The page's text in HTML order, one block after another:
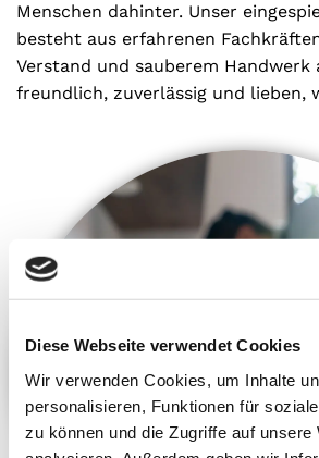
Diese Webseite verwendet Cookies
Wir verwenden Cookies, um Inhalte
personalisieren, Funktionen für
zu können und die Zugriffe auf unsere
Menschen dahinter. Unser
besteht aus erfahrenen
Verstand und sauberem Handwerk
freundlich, zuverlässig und lieben,